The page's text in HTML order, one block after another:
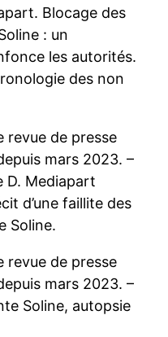
Blocage des
: un
les autorités.
des non
revue de presse
mars 2023. –
D. Mediapart
d’une faillite des
Soline.
revue de presse
mars 2023. –
Soline, autopsie